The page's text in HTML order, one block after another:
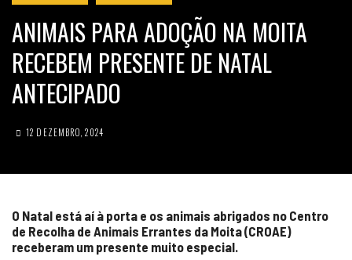
ANIMAIS PARA ADOÇÃO NA MOITA
RECEBEM PRESENTE DE NATAL
ANTECIPADO
12 DEZEMBRO, 2024
O Natal está aí à porta e os animais abrigados no Centro
de Recolha de Animais Errantes da Moita (CROAE)
receberam um presente muito especial.